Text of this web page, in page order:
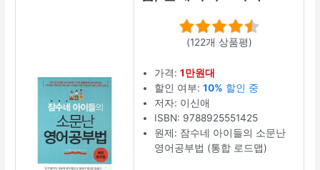
(122개 상품평)
가격:1만원대
할인 여부:10% 할인 중
저자: 이신애
ISBN: 9788925551425
원제: 잠수네 아이들의 소문난
영어공부법 (통합 로드맵)